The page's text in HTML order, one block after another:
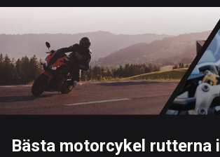
588408 rutter
Sverige
204015 rutter
Storbritannien
115470 rutter
Bästa motorcykel rutterna i